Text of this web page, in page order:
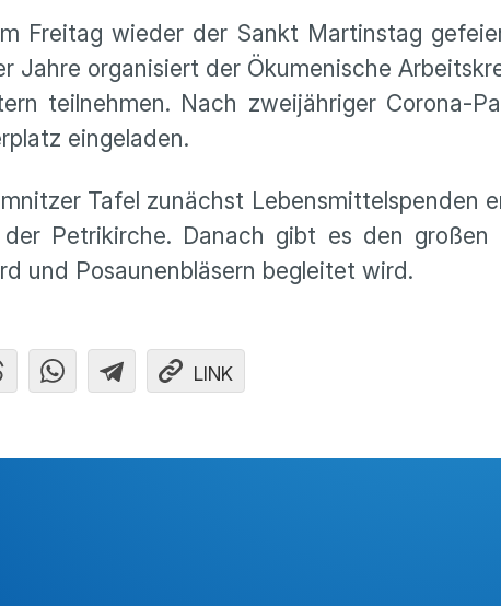
Freitag wieder der Sankt Martinstag
Jahre organisiert der Ökumenische
teilnehmen. Nach zweijähriger Corona-
eingeladen.
Tafel zunächst Lebensmittelspenden
Petrikirche. Danach gibt es den großen
und Posaunenbläsern begleitet wird.
LINK